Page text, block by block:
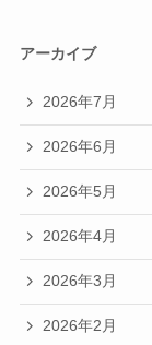
アーカイブ
2026年7月
2026年6月
2026年5月
2026年4月
2026年3月
2026年2月